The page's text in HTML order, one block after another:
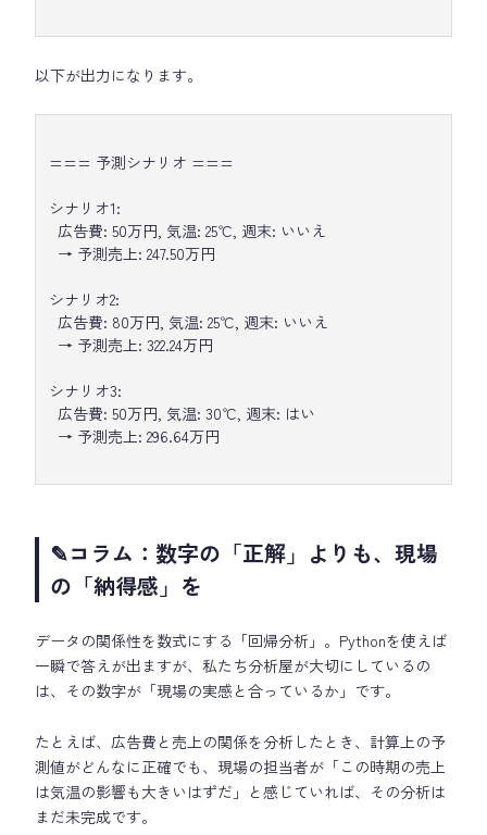
以下が出力になります。
=== 予測シナリオ ===
シナリオ1:
広告費: 50万円, 気温: 25℃, 週末: いいえ
→ 予測売上: 247.50万円
シナリオ2:
広告費: 80万円, 気温: 25℃, 週末: いいえ
→ 予測売上: 322.24万円
シナリオ3:
広告費: 50万円, 気温: 30℃, 週末: はい
→ 予測売上: 296.64万円
✎コラム：数字の「正解」よりも、現場
の「納得感」を
データの関係性を数式にする「回帰分析」。Pythonを使えば
一瞬で答えが出ますが、私たち分析屋が大切にしているの
は、その数字が「現場の実感と合っているか」です。
たとえば、広告費と売上の関係を分析したとき、計算上の予
測値がどんなに正確でも、現場の担当者が「この時期の売上
は気温の影響も大きいはずだ」と感じていれば、その分析は
まだ未完成です。